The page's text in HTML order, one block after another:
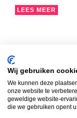
LEES MEER
In groep 3a
beweging!
Wij gebruiken
We kunnen deze
onze website te
geweldige website-
die we gebruiken opent